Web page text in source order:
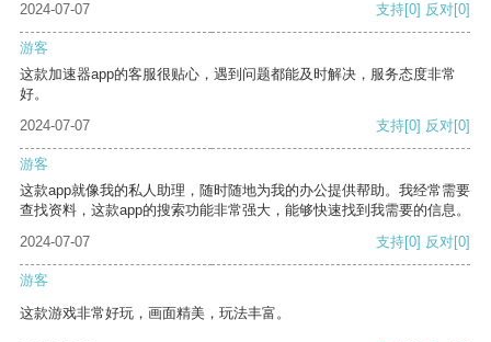
2024-07-07
支持[0] 反对[0]
游客
这款加速器app的客服很贴心，遇到问题都能及时解决，服务态度非常
好。
2024-07-07
支持[0] 反对[0]
游客
这款app就像我的私人助理，随时随地为我的办公提供帮助。我经常需要
查找资料，这款app的搜索功能非常强大，能够快速找到我需要的信息。
2024-07-07
支持[0] 反对[0]
游客
这款游戏非常好玩，画面精美，玩法丰富。